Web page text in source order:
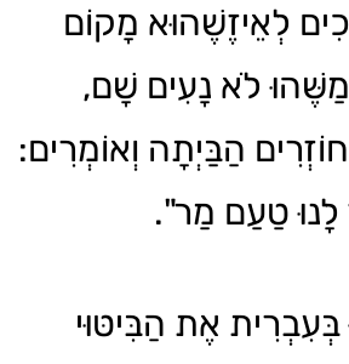
לְאֵיזֶשֶׁהוּא מָקוֹם
מַשֶּׁהוּ לֹא נָעִים שָׁם,
הַבַּיְתָה וְאוֹמְרִים:
טַעַם מַר".
בְּעִבְרִית אֶת הַבִּיטּוּי